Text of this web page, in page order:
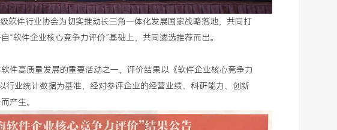
软件行业协会为切实推动长三角一体化发展国家战略落地，共同打
“软件企业核心竞争力评价”基础上，共同遴选推荐而出。
件高质量发展的重要活动之一，评价结果以《软件企业核心竞争力
行业统计数据为基准，经对参评企业的经营业绩、科研能力、创新
产生。